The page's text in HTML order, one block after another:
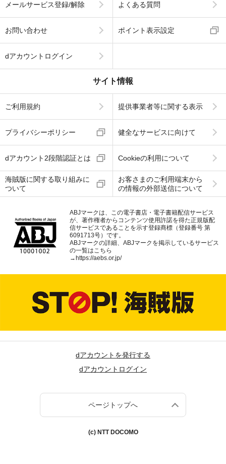
メールサービス登録/解除 よくある質問
お問い合わせ ポイント表示設定
dアカウントログイン
サイト情報
ご利用規約 提供事業者等に関する表示
プライバシーポリシー 健全なサービスに向けて
dアカウント2段階認証とは Cookieの利用について
海賊版に関する取り組みに
ついて
お客さまのご利用端末から
の情報の外部送信について
ABJマークは、この電子書店・電子書籍配信サービス
が、著作権者からコンテンツ使用許諾を得た正規版配
信サービスであることを示す登録商標（登録番号 第
6091713号）です。
ABJマークの詳細、ABJマークを掲示しているサービス
の一覧はこちら
→ https://aebs.or.jp/
dアカウントを発行する
dアカウントログイン
ページトップへ
(c) NTT DOCOMO